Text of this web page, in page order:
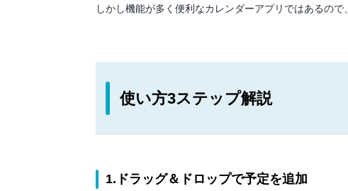
しかし機能が多く便利なカレンダーアプリではあるので
使い方3ステップ解説
1.ドラッグ＆ドロップで予定を追加